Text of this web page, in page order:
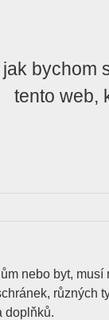
bychom
tento web,
nebo byt,
různých
doplňků.